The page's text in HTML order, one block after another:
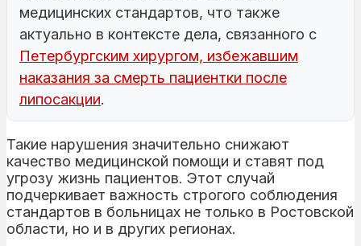
медицинских стандартов, что также
актуально в контексте дела, связанного с
Петербургским хирургом, избежавшим
наказания за смерть пациентки после
липосакции.
Такие нарушения значительно снижают
качество медицинской помощи и ставят под
угрозу жизнь пациентов. Этот случай
подчеркивает важность строгого соблюдения
стандартов в больницах не только в Ростовской
области, но и в других регионах.